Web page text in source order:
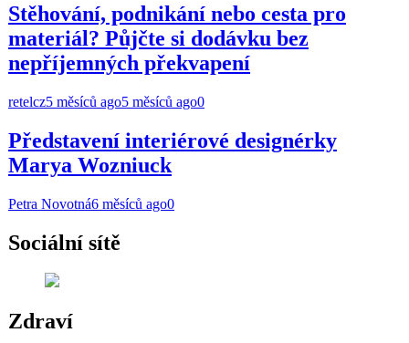
Stěhování, podnikání nebo cesta pro
materiál? Půjčte si dodávku bez
nepříjemných překvapení
retelcz5 měsíců ago5 měsíců ago0
Představení interiérové designérky
Marya Wozniuck
Petra Novotná6 měsíců ago0
Sociální sítě
Zdraví